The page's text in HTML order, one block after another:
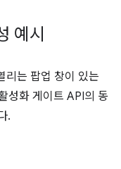
예시
리는 팝업 창이 있는
성화 게이트 API의 동
.